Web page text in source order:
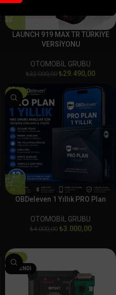
LAUNCH 919 MAX TR TÜRKİYE
VERSİYONU
OTOMOBİL GRUBU
₺32.000,00 ₺29.490,00
-25%
OBDeleven 1 Yıllık PRO Plan
OTOMOBİL GRUBU
₺4.000,00 ₺3.000,00
-10%
TÜKENDI